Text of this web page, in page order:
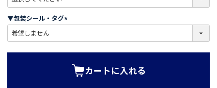
必
須
)
▼包装シール・タグ
必
カートに入れる